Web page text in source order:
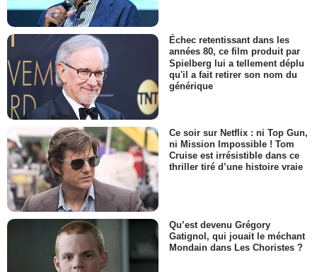
Échec retentissant dans les
années 80, ce film produit par
Spielberg lui a tellement déplu
qu'il a fait retirer son nom du
générique
Ce soir sur Netflix : ni Top Gun,
ni Mission Impossible ! Tom
Cruise est irrésistible dans ce
thriller tiré d’une histoire vraie
Qu’est devenu Grégory
Gatignol, qui jouait le méchant
Mondain dans Les Choristes ?